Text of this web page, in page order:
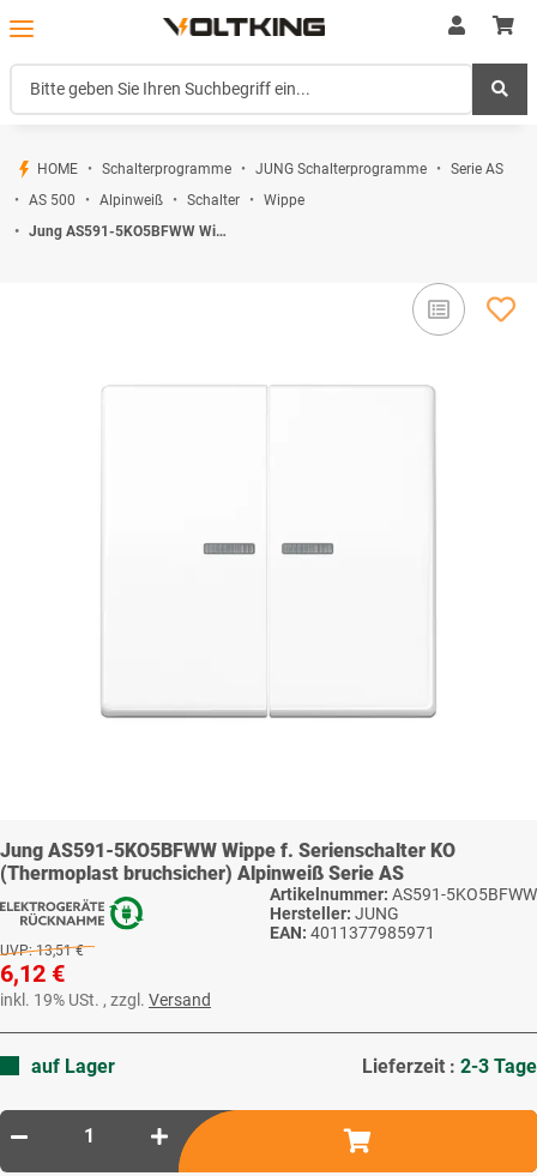
HOME Schalterprogramme JUNG Schalterprogramme
Serie AS
AS 500
Alpinweiß Schalter
Wippe
Jung AS591-5KO5BFWW Wippe f. Serienschalter KO (Thermoplast bruchsicher) Alpinweiß Serie AS
Jung AS591-5KO5BFWW Wippe f. Serienschalter KO
(Thermoplast bruchsicher) Alpinweiß Serie AS
Artikelnummer: AS591-5KO5BFWW
Hersteller: JUNG
EAN: 4011377985971
UVP: 13,51 €
6,12 €
inkl. 19% USt. , zzgl. Versand
auf Lager Lieferzeit : 2-3 Tage